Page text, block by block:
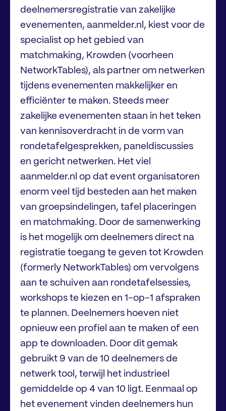
deelnemersregistratie van zakelijke
evenementen, aanmelder.nl, kiest voor de
specialist op het gebied van
matchmaking, Krowden (voorheen
NetworkTables), als partner om netwerken
tijdens evenementen makkelijker en
efficiënter te maken. Steeds meer
zakelijke evenementen staan in het teken
van kennisoverdracht in de vorm van
rondetafelgesprekken, paneldiscussies
en gericht netwerken. Het viel
aanmelder.nl op dat event organisatoren
enorm veel tijd besteden aan het maken
van groepsindelingen, tafel placeringen
en matchmaking. Door de samenwerking
is het mogelijk om deelnemers direct na
registratie toegang te geven tot Krowden
(formerly NetworkTables) om vervolgens
aan te schuiven aan rondetafelsessies,
workshops te kiezen en 1-op-1 afspraken
te plannen. Deelnemers hoeven niet
opnieuw een profiel aan te maken of een
app te downloaden. Door dit gemak
gebruikt 9 van de 10 deelnemers de
netwerk tool, terwijl het industrieel
gemiddelde op 4 van 10 ligt. Eenmaal op
het evenement vinden deelnemers hun